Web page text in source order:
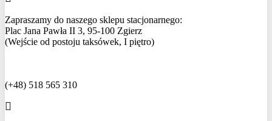
Zapraszamy do naszego sklepu stacjonarnego:
Plac Jana Pawła II 3, 95-100 Zgierz
(Wejście od postoju taksówek, I piętro)
(+48) 518 565 310